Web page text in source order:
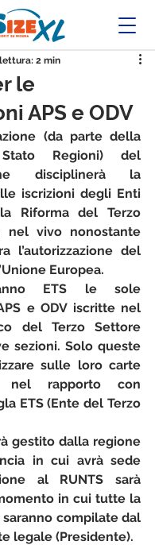
le
APS e ODV
2 min
(da parte della
Stato Regioni) del
disciplinerà la
iscrizioni degli Enti
Riforma del Terzo
nel vivo nonostante
l’autorizzazione del
Europea.
ETS le sole
e ODV iscritte nel
del Terzo Settore
sezioni. Solo queste
sulle loro carte
nel rapporto con
ETS (Ente del Terzo
gestito dalla regione
in cui avrà sede
al RUNTS sarà
in cui tutte la
compilate dal
legale (Presidente).